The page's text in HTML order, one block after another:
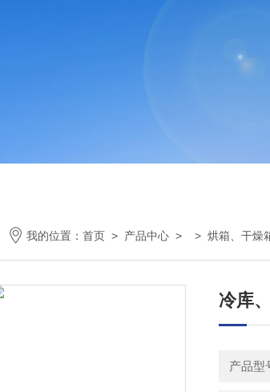
我的位置：首页 > 产品中心 > >烘箱、干燥
冷库
产品型